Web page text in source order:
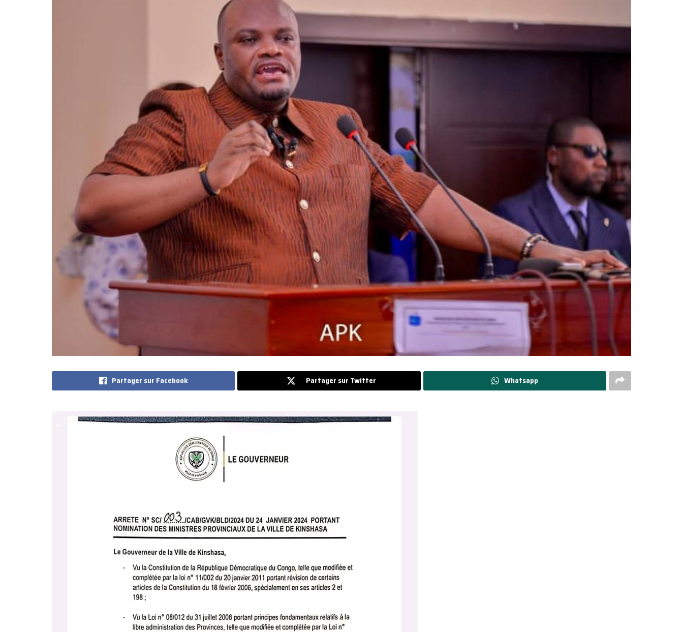
Partager sur Facebook Partager sur Twitter Whatsapp